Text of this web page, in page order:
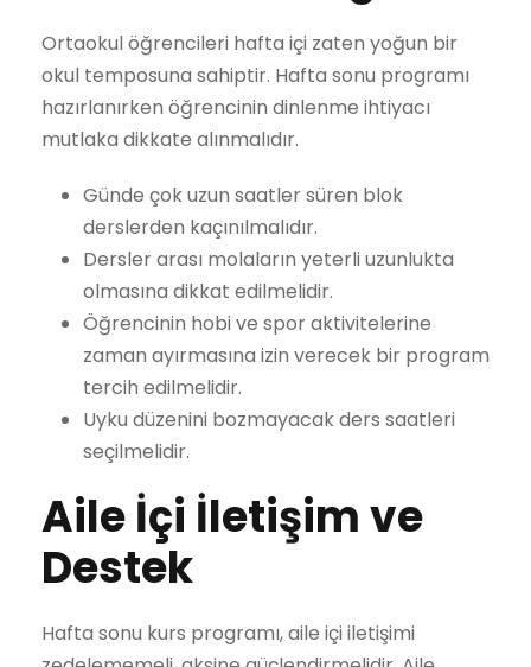
Ortaokul öğrencileri hafta içi zaten yoğun bir
okul temposuna sahiptir. Hafta sonu programı
hazırlanırken öğrencinin dinlenme ihtiyacı
mutlaka dikkate alınmalıdır.
Günde çok uzun saatler süren blok
derslerden kaçınılmalıdır.
Dersler arası molaların yeterli uzunlukta
olmasına dikkat edilmelidir.
Öğrencinin hobi ve spor aktivitelerine
zaman ayırmasına izin verecek bir program
tercih edilmelidir.
Uyku düzenini bozmayacak ders saatleri
seçilmelidir.
Aile İçi İletişim ve
Destek
Hafta sonu kurs programı, aile içi iletişimi